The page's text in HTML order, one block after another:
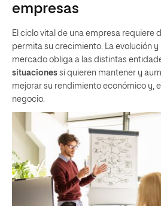
empresas
El ciclo vital de una empresa requiere
permita su crecimiento. La evolución y
mercado obliga a las distintas
situaciones si quieren mantener y
mejorar su rendimiento económico y,
negocio.